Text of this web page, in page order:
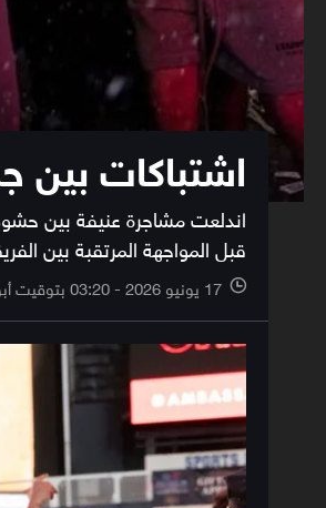
اشتباكات بين
اندلعت مشاجرة عنيفة بين
قبل المواجهة المرتقبة بين
l 17 يونيو 2026 - 03:20 بتوقيت أبوظبي